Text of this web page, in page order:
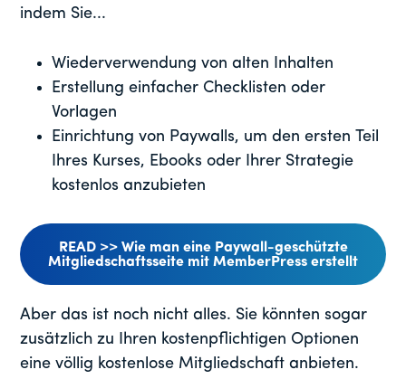
indem Sie...
Wiederverwendung von alten Inhalten
Erstellung einfacher Checklisten oder
Vorlagen
Einrichtung von Paywalls, um den ersten Teil
Ihres Kurses, Ebooks oder Ihrer Strategie
kostenlos anzubieten
READ >> Wie man eine Paywall-geschützte
Mitgliedschaftsseite mit MemberPress erstellt
Aber das ist noch nicht alles. Sie könnten sogar
zusätzlich zu Ihren kostenpflichtigen Optionen
eine völlig kostenlose Mitgliedschaft anbieten.